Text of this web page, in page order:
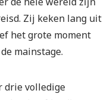
Zij keken lang uit
het grote moment
mainstage.
drie volledige